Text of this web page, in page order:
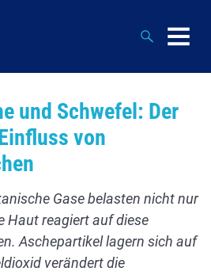
Suche
und Schwefel: Der
von
Gase belasten nicht nur
Haut reagiert auf diese
Aschepartikel lagern sich auf
verändert die